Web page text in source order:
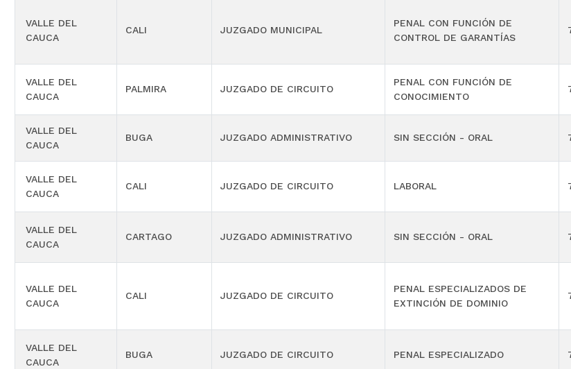
VALLE DEL
CAUCA
CALI JUZGADO MUNICIPAL
PENAL CON FUNCIÓN DE
CONTROL DE GARANTÍAS
VALLE DEL
CAUCA
PALMIRA JUZGADO DE CIRCUITO
PENAL CON FUNCIÓN DE
CONOCIMIENTO
VALLE DEL
CAUCA
BUGA JUZGADO ADMINISTRATIVO SIN SECCIÓN - ORAL
VALLE DEL
CAUCA
CALI JUZGADO DE CIRCUITO LABORAL
VALLE DEL
CAUCA
CARTAGO JUZGADO ADMINISTRATIVO SIN SECCIÓN - ORAL
VALLE DEL
CAUCA
CALI JUZGADO DE CIRCUITO
PENAL ESPECIALIZADOS DE
EXTINCIÓN DE DOMINIO
VALLE DEL
CAUCA
BUGA JUZGADO DE CIRCUITO PENAL ESPECIALIZADO